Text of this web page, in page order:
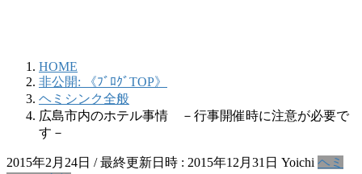
HOME
非公開: 《ﾌﾞﾛｸﾞTOP》
ヘミシンク全般
広島市内のホテル事情 －行事開催時に注意が必要で
す－
2015年2月24日 / 最終更新日時 : 2015年12月31日 Yoichi ヘミ